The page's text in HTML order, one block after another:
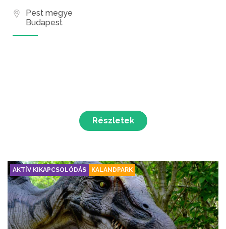
Pest megye
Budapest
Részletek
AKTÍV KIKAPCSOLÓDÁS KALANDPARK